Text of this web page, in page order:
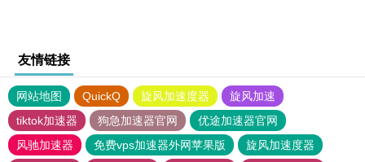
友情链接
网站地图 QuickQ 旋风加速度器
旋风加速
tiktok加速器
狗急加速器官网
优途加速器官网
风驰加速器
免费vps加速器外网苹果版
旋风加速度器